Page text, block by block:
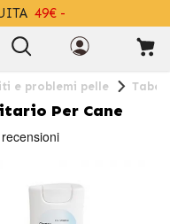
49€ -
e problemi pelle Taber
Per Cane